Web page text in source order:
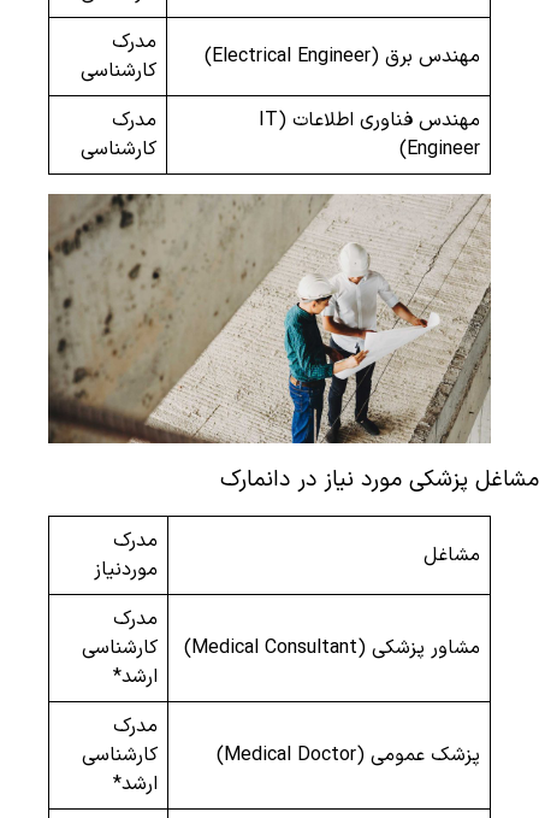
مهندس برق (Electrical Engineer)
مدرک
کارشناسی
مهندس فناوری اطلاعات (IT
Engineer)
مدرک
کارشناسی
مشاغل پزشکی مورد نیاز در دانمارک
مشاغل
مدرک
موردنیاز
مشاور پزشکی (Medical Consultant)
مدرک
کارشناسی
ارشد*
پزشک عمومی (Medical Doctor)
مدرک
کارشناسی
ارشد*